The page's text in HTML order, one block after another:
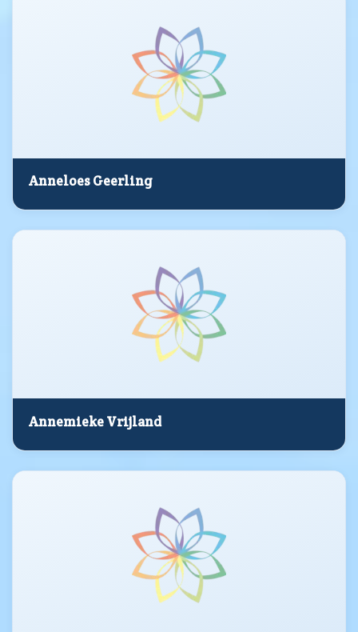
Anneloes Geerling
Annemieke Vrijland